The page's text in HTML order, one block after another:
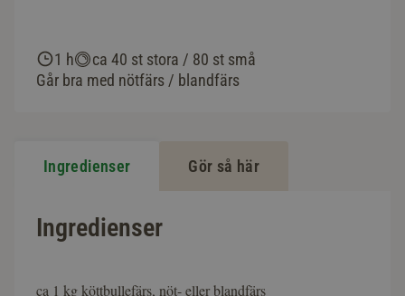
1 h
ca 40 st stora / 80 st små
Går bra med nötfärs / blandfärs
Ingredienser Gör så här
Ingredienser
ca 1 kg köttbullefärs, nöt- eller blandfärs